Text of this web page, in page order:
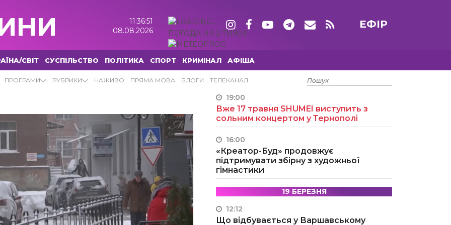
11:36:52
08.08.2026
ПОГОДА НА 2 ТИЖНІ
ЕФІР
СВІТ СУСПІЛЬСТВО ПОЛІТИКА СПОРТ КРИМІНАЛ АФІША
ПРОГРАМИ РУБРИКИ НАЖИВО ПРЯМА МОВА БЛОГИ ТЕЛЕКАНАЛ
15 ТРАВНЯ
19:00
Вже 17 травня SHUMEI виступить з
сольним концертом у Тернополі
16:00
«Креатор-Буд» продовжує
підтримувати збірну з художньої
гімнастики
19 БЕРЕЗНЯ
12:12
Що відбувається у Варшавському